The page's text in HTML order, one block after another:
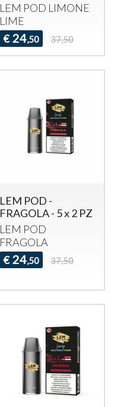
LEM POD LIMONE
LIME
€ 24,50 37,50
LEM POD -
FRAGOLA - 5 x 2 PZ
LEM POD
FRAGOLA
€ 24,50 37,50